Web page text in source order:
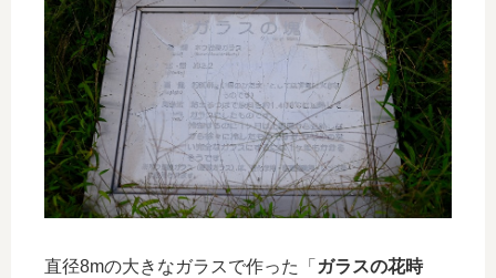
直径8mの大きなガラスで作った「 ガラスの花時